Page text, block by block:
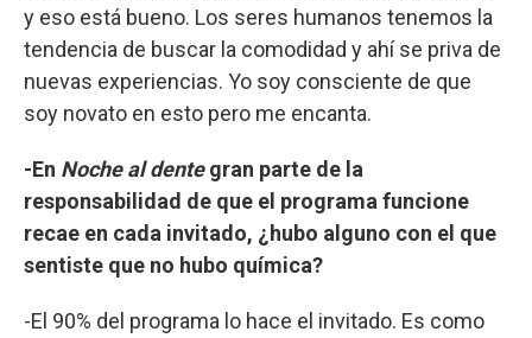
y eso está bueno. Los seres humanos tenemos la
tendencia de buscar la comodidad y ahí se priva de
nuevas experiencias. Yo soy consciente de que
soy novato en esto pero me encanta.
-En Noche al dentegran parte de la
responsabilidad de que el programa funcione
recae en cada invitado, ¿hubo alguno con el que
sentiste que no hubo química?
-El 90% del programa lo hace el invitado. Es como